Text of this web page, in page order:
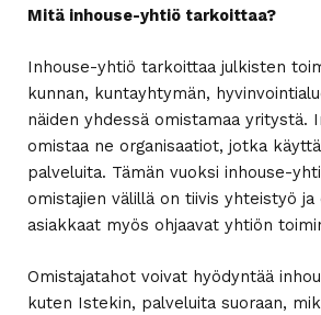
Mitä inhouse-yhtiö tarkoittaa?
Inhouse-yhtiö tarkoittaa julkisten
kunnan, kuntayhtymän,
näiden yhdessä omistamaa yritystä.
omistaa ne organisaatiot, jotka
palveluita. Tämän vuoksi inhouse-
omistajien välillä on tiivis yhteistyö ja
asiakkaat myös ohjaavat yhtiön
Omistajatahot voivat hyödyntää
kuten Istekin, palveluita suoraan,